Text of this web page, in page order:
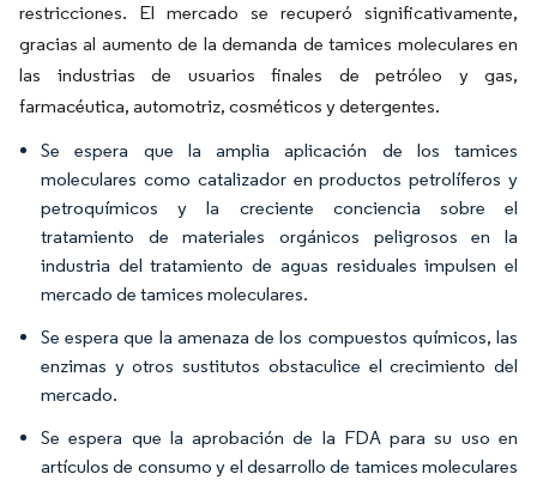
restricciones. El mercado se recuperó significativamente,
gracias al aumento de la demanda de tamices moleculares en
las industrias de usuarios finales de petróleo y gas,
farmacéutica, automotriz, cosméticos y detergentes.
Se espera que la amplia aplicación de los tamices
moleculares como catalizador en productos petrolíferos y
petroquímicos y la creciente conciencia sobre el
tratamiento de materiales orgánicos peligrosos en la
industria del tratamiento de aguas residuales impulsen el
mercado de tamices moleculares.
Se espera que la amenaza de los compuestos químicos, las
enzimas y otros sustitutos obstaculice el crecimiento del
mercado.
Se espera que la aprobación de la FDA para su uso en
artículos de consumo y el desarrollo de tamices moleculares